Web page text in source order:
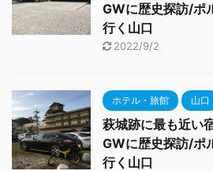
GWに歴史探訪/ポ
行く山口
2022/9/2
ホテル・旅館 山口
萩城跡に最も近い
GWに歴史探訪/ポ
行く山口